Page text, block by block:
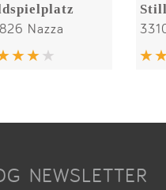
Nazza
NEWSLETTER